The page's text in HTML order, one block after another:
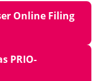
Online Filing
PRIO-